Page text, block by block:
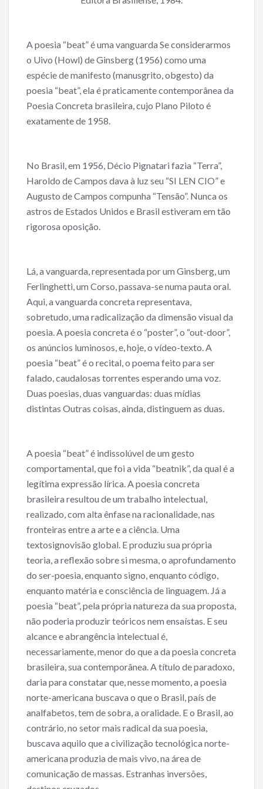
k
A poesia “beat” é uma vanguarda Se considerarmos
o Uivo (Howl) de Ginsberg (1956) como uma
espécie de manifesto (manusgrito, obgesto) da
poesia “beat”, ela é praticamente contemporânea da
Poesia Concreta brasileira, cujo Plano Piloto é
exatamente de 1958.
No Brasil, em 1956, Décio Pignatari fazia “Terra”,
Haroldo de Campos dava à luz seu “SI LEN CIO” e
Augusto de Campos compunha “Tensão”. Nunca os
astros de Estados Unidos e Brasil estiveram em tão
rigorosa oposição.
Lá, a vanguarda, representada por um Ginsberg, um
Ferlinghetti, um Corso, passava-se numa pauta oral.
Aqui, a vanguarda concreta representava,
sobretudo, uma radicalização da dimensão visual da
poesia. A poesia concreta é o “poster”, o “out-door”,
os anúncios luminosos, e, hoje, o vídeo-texto. A
poesia “beat” é o recital, o poema feito para ser
falado, caudalosas torrentes esperando uma voz.
Duas poesias, duas vanguardas: duas mídias
distintas Outras coisas, ainda, distinguem as duas.
A poesia “beat” é indissolúvel de um gesto
comportamental, que foi a vida “beatnik”, da qual é a
legítima expressão lírica. A poesia concreta
brasileira resultou de um trabalho intelectual,
realizado, com alta ênfase na racionalidade, nas
fronteiras entre a arte e a ciência. Uma
textosignovisão global. E produziu sua própria
teoria, a reflexão sobre si mesma, o aprofundamento
do ser-poesia, enquanto signo, enquanto código,
enquanto matéria e consciência de linguagem. Já a
poesia “beat”, pela própria natureza da sua proposta,
não poderia produzir teóricos nem ensaístas. E seu
alcance e abrangência intelectual é,
necessariamente, menor do que a da poesia concreta
brasileira, sua contemporânea. A título de paradoxo,
daria para constatar que, nesse momento, a poesia
norte-americana buscava o que o Brasil, país de
analfabetos, tem de sobra, a oralidade. E o Brasil, ao
contrário, no setor mais radical da sua poesia,
buscava aquilo que a civilização tecnológica norte-
americana produzia de mais vivo, na área de
comunicação de massas. Estranhas inversões,